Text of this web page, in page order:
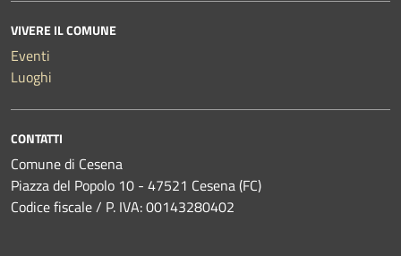
VIVERE IL COMUNE
Eventi
Luoghi
CONTATTI
Comune di Cesena
Piazza del Popolo 10 - 47521 Cesena (FC)
Codice fiscale / P. IVA: 00143280402